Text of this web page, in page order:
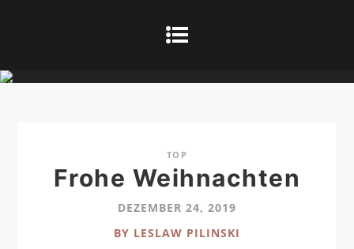
TOP
Frohe Weihnachten
DEZEMBER 24, 2019
BY LESLAW PILINSKI